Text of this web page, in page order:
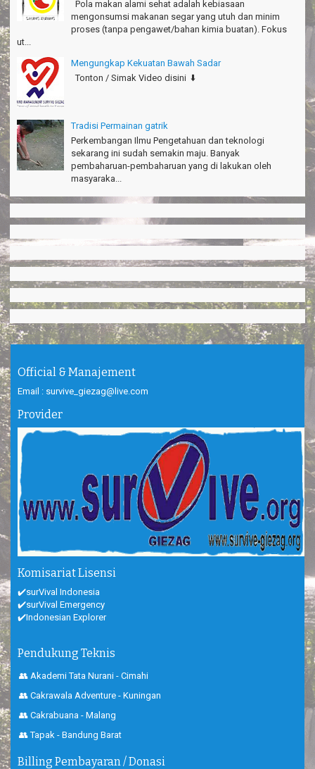
Pola makan alami sehat adalah kebiasaan
mengonsumsi makanan segar yang utuh dan minim
proses (tanpa pengawet/bahan kimia buatan). Fokus
ut...
Mengungkap Kekuatan Bawah Sadar
Tonton / Simak Video disini ⬇️
Tradisi Permainan gatrik
Perkembangan Ilmu Pengetahuan dan teknologi
sekarang ini sudah semakin maju. Banyak
pembaharuan-pembaharuan yang di lakukan oleh
masyaraka...
Official & Manajement
Email : survive_giezag@live.com
Provider
Komisariat Lisensi
✔️surVival Indonesia
✔️surVival Emergency
✔️Indonesian Explorer
Pendukung Teknis
👥 Akademi Tata Nurani - Cimahi
👥 Cakrawala Adventure - Kuningan
👥 Cakrabuana - Malang
👥 Tapak - Bandung Barat
Billing Pembayaran / Donasi